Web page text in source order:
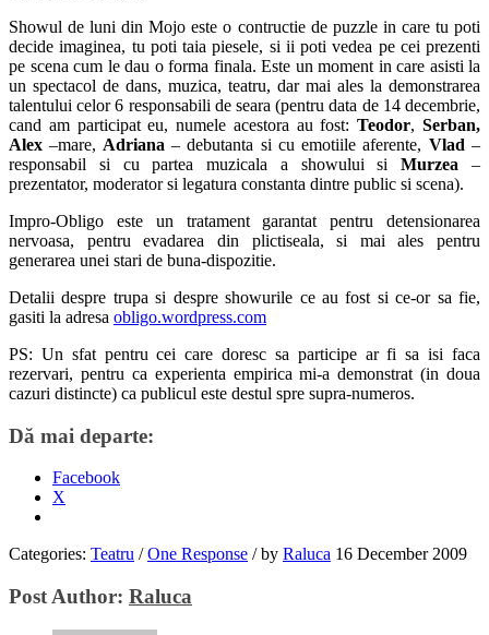
Showul de luni din Mojo este o contructie de puzzle in care tu poti
decide imaginea, tu poti taia piesele, si ii poti vedea pe cei prezenti
pe scena cum le dau o forma finala. Este un moment in care asisti la
un spectacol de dans, muzica, teatru, dar mai ales la demonstrarea
talentului celor 6 responsabili de seara (pentru data de 14 decembrie,
cand am participat eu, numele acestora au fost: Teodor, Serban,
Alex –mare, Adriana – debutanta si cu emotiile aferente, Vlad–
responsabil si cu partea muzicala a showului siMurzea–
prezentator, moderator si legatura constanta dintre public si scena).
Impro-Obligo este un tratament garantat pentru detensionarea
nervoasa, pentru evadarea din plictiseala, si mai ales pentru
generarea unei stari de buna-dispozitie.
Detalii despre trupa si despre showurile ce au fost si ce-or sa fie,
gasiti la adresa obligo.wordpress.com
PS: Un sfat pentru cei care doresc sa participe ar fi sa isi faca
rezervari, pentru ca experienta empirica mi-a demonstrat (in doua
cazuri distincte) ca publicul este destul spre supra-numeros.
Dă mai departe:
Facebook
X
Categories: Teatru / One Response /by Raluca 16 December 2009
Post Author: Raluca